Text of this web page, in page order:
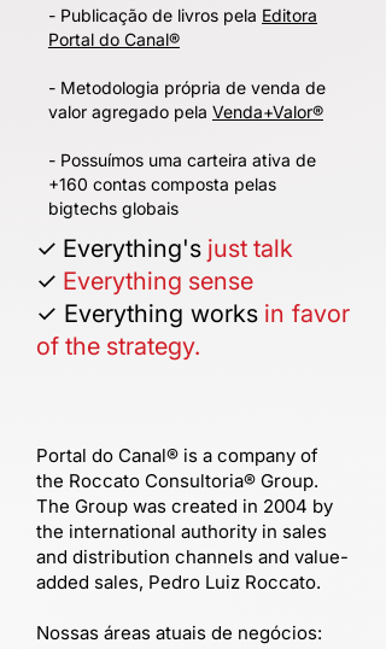
​- Publicação de livros pela Editora
Portal do Canal®
- Metodologia própria de venda de
valor agregado pela Venda+Valor®
- Possuímos uma carteira ativa de
+160 contas composta pelas
bigtechs globais
✓ Everything's just talk
✓ Everything sense
✓ Everything works in favor
of the strategy.
Portal do Canal® is a company of
the Roccato Consultoria® Group.
The Group was created in 2004 by
the international authority in sales
and distribution channels and value-
added sales, Pedro Luiz Roccato.
Nossas áreas atuais de negócios: